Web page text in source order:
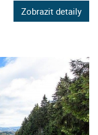
Zobrazit detaily